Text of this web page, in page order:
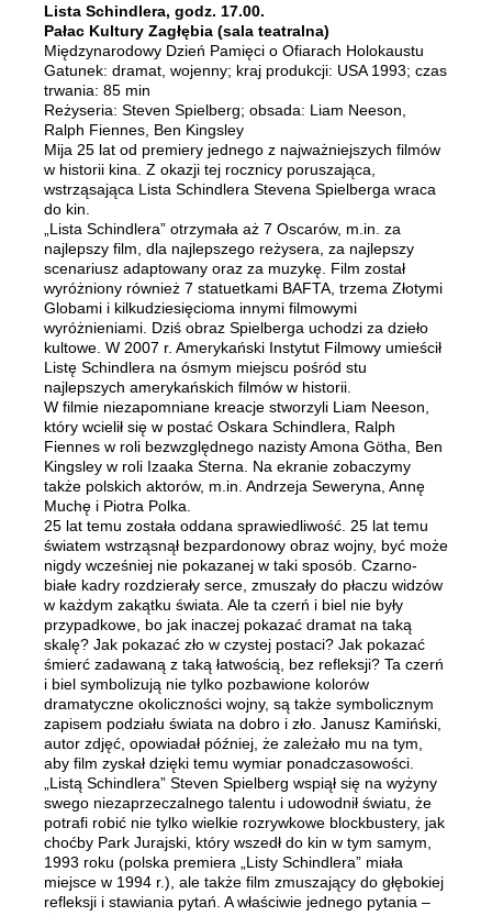
Lista Schindlera, godz. 17.00.
Pałac Kultury Zagłębia (sala teatralna)
Międzynarodowy Dzień Pamięci o Ofiarach Holokaustu
Gatunek: dramat, wojenny; kraj produkcji: USA 1993; czas
trwania: 85 min
Reżyseria: Steven Spielberg; obsada: Liam Neeson,
Ralph Fiennes, Ben Kingsley
Mija 25 lat od premiery jednego z najważniejszych filmów
w historii kina. Z okazji tej rocznicy poruszająca,
wstrząsająca Lista Schindlera Stevena Spielberga wraca
do kin.
„Lista Schindlera” otrzymała aż 7 Oscarów, m.in. za
najlepszy film, dla najlepszego reżysera, za najlepszy
scenariusz adaptowany oraz za muzykę. Film został
wyróżniony również 7 statuetkami BAFTA, trzema Złotymi
Globami i kilkudziesięcioma innymi filmowymi
wyróżnieniami. Dziś obraz Spielberga uchodzi za dzieło
kultowe. W 2007 r. Amerykański Instytut Filmowy umieścił
Listę Schindlera na ósmym miejscu pośród stu
najlepszych amerykańskich filmów w historii.
W filmie niezapomniane kreacje stworzyli Liam Neeson,
który wcielił się w postać Oskara Schindlera, Ralph
Fiennes w roli bezwzględnego nazisty Amona Götha, Ben
Kingsley w roli Izaaka Sterna. Na ekranie zobaczymy
także polskich aktorów, m.in. Andrzeja Seweryna, Annę
Muchę i Piotra Polka.
25 lat temu została oddana sprawiedliwość. 25 lat temu
światem wstrząsnął bezpardonowy obraz wojny, być może
nigdy wcześniej nie pokazanej w taki sposób. Czarno-
białe kadry rozdzierały serce, zmuszały do płaczu widzów
w każdym zakątku świata. Ale ta czerń i biel nie były
przypadkowe, bo jak inaczej pokazać dramat na taką
skalę? Jak pokazać zło w czystej postaci? Jak pokazać
śmierć zadawaną z taką łatwością, bez refleksji? Ta czerń
i biel symbolizują nie tylko pozbawione kolorów
dramatyczne okoliczności wojny, są także symbolicznym
zapisem podziału świata na dobro i zło. Janusz Kamiński,
autor zdjęć, opowiadał później, że zależało mu na tym,
aby film zyskał dzięki temu wymiar ponadczasowości.
„Listą Schindlera” Steven Spielberg wspiął się na wyżyny
swego niezaprzeczalnego talentu i udowodnił światu, że
potrafi robić nie tylko wielkie rozrywkowe blockbustery, jak
choćby Park Jurajski, który wszedł do kin w tym samym,
1993 roku (polska premiera „Listy Schindlera” miała
miejsce w 1994 r.), ale także film zmuszający do głębokiej
refleksji i stawiania pytań. A właściwie jednego pytania –